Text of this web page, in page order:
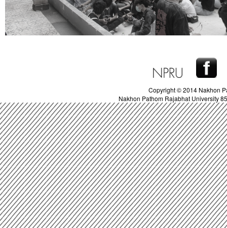
Copyright © 2014 Nakhon
Nakhon Pathom Rajabhat University